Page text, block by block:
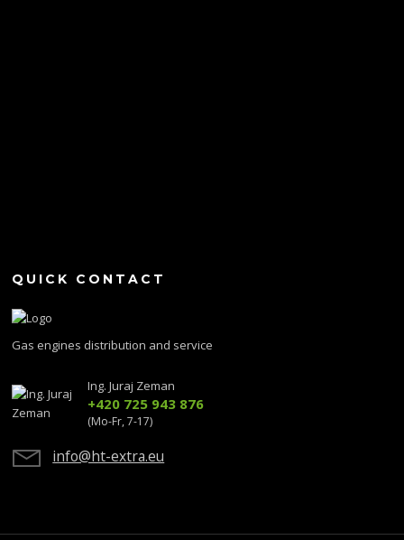
QUICK CONTACT
Gas engines distribution and service
Ing. Juraj Zeman
+420 725 943 876
(Mo-Fr, 7-17)
info@ht-extra.eu